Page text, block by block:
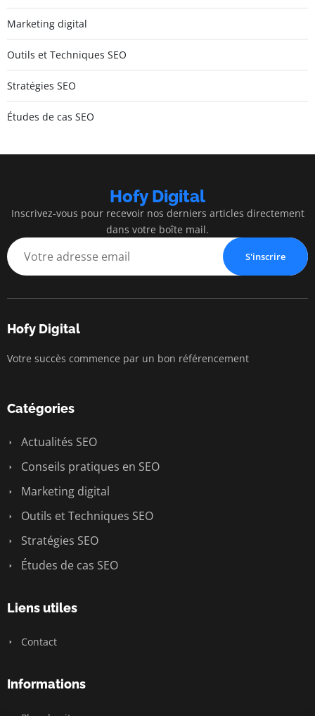
Marketing digital
Outils et Techniques SEO
Stratégies SEO
Études de cas SEO
Hofy Digital
Inscrivez-vous pour recevoir nos derniers articles directement
dans votre boîte mail.
S'inscrire
Hofy Digital
Votre succès commence par un bon référencement
Catégories
Actualités SEO
Conseils pratiques en SEO
Marketing digital
Outils et Techniques SEO
Stratégies SEO
Études de cas SEO
Liens utiles
Contact
Informations